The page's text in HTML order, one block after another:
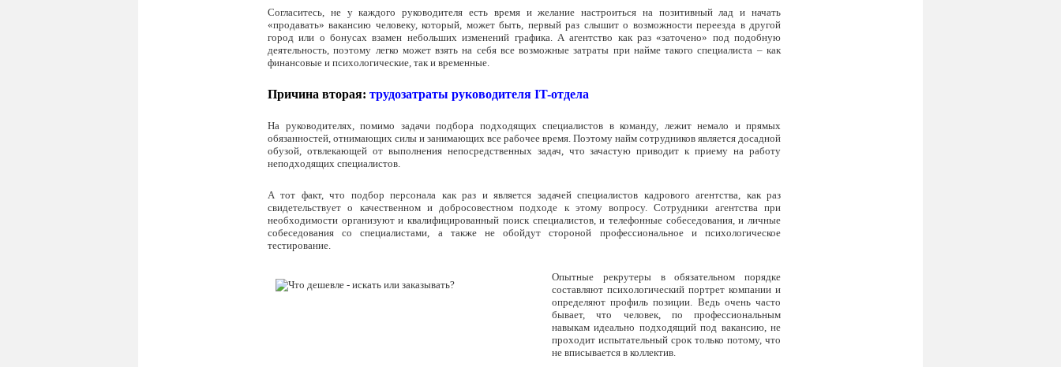
Согласитесь, не у каждого руководителя есть время и желание настроиться на позитивный лад и начать
«продавать» вакансию человеку, который, может быть, первый раз слышит о возможности переезда в другой
город или о бонусах взамен небольших изменений графика. А агентство как раз «заточено» под подобную
деятельность, поэтому легко может взять на себя все возможные затраты при найме такого специалиста – как
финансовые и психологические, так и временные.
Причина вторая: трудозатраты руководителя IT-отдела
На руководителях, помимо задачи подбора подходящих специалистов в команду, лежит немало и прямых
обязанностей, отнимающих силы и занимающих все рабочее время. Поэтому найм сотрудников является досадной
обузой, отвлекающей от выполнения непосредственных задач, что зачастую приводит к приему на работу
неподходящих специалистов.
А тот факт, что подбор персонала как раз и является задачей специалистов кадрового агентства, как раз
свидетельствует о качественном и добросовестном подходе к этому вопросу. Сотрудники агентства при
необходимости организуют и квалифицированный поиск специалистов, и телефонные собеседования, и личные
собеседования со специалистами, а также не обойдут стороной профессиональное и психологическое
тестирование.
Опытные рекрутеры в обязательном порядке
составляют психологический портрет компании и
определяют профиль позиции. Ведь очень часто
бывает, что человек, по профессиональным
навыкам идеально подходящий под вакансию, не
проходит испытательный срок только потому, что
не вписывается в коллектив.